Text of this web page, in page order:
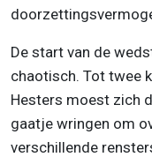
De start van de
chaotisch. Tot twee
Hesters moest zich
gaatje wringen om
verschillende